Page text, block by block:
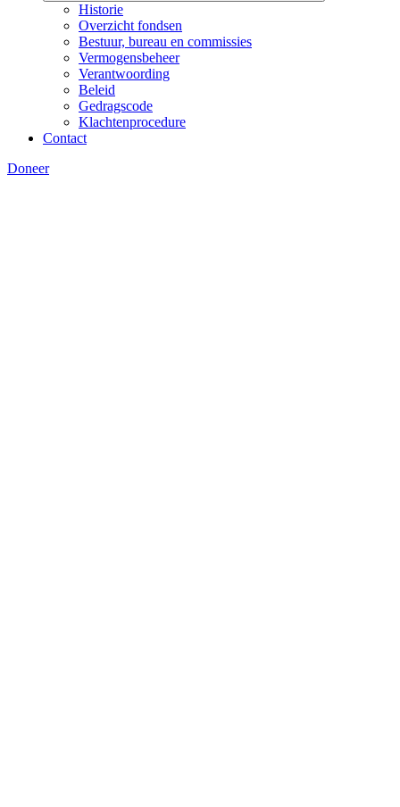
Historie
Overzicht fondsen
Bestuur, bureau en commissies
Vermogensbeheer
Verantwoording
Beleid
Gedragscode
Klachtenprocedure
Contact
Doneer